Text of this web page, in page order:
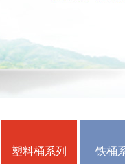
塑料桶系列 铁桶